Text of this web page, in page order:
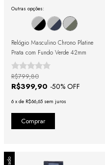
Outras opções:
Relógio Masculino Chrono Platine
Prata com Fundo Verde 42mm
R$399,90 -50% OFF
R$799,80
6 x de R$66,65 sem juros